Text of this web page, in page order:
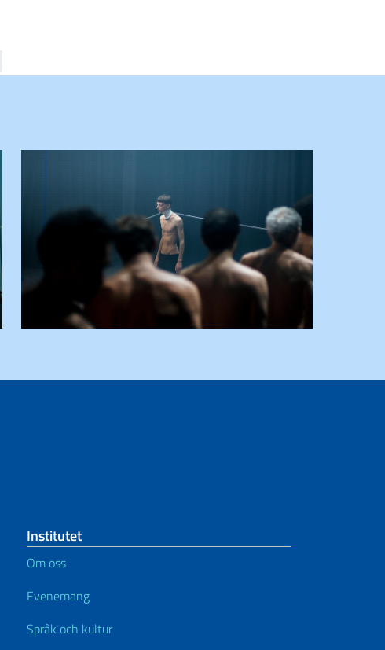
Institutet
Om oss
Evenemang
Språk och kultur